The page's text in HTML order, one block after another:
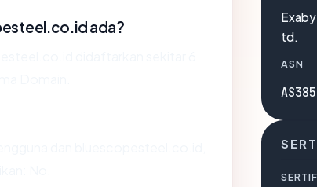
ada?
td.
ASN